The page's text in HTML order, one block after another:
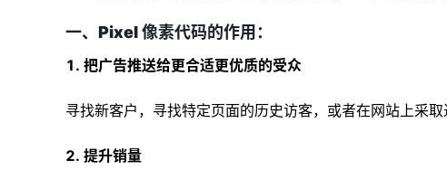
一、Pixel 像素代码的作用：
1. 把广告推送给更合适更优质的受众
寻找新客户，寻找特定页面的历史访客，或者在网站上采取
2. 提升销量